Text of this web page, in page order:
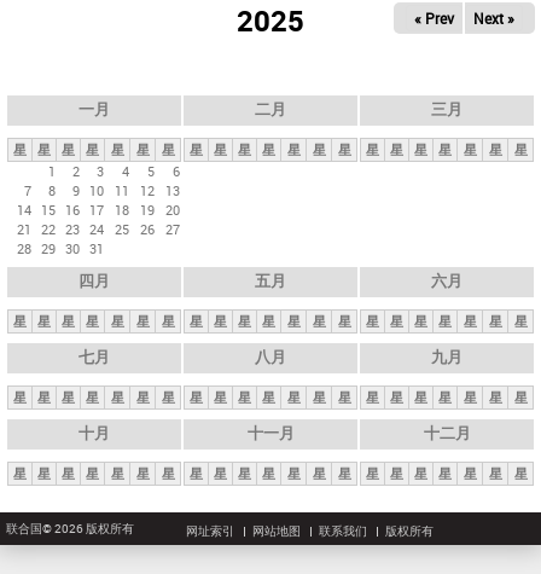
2025 « Prev Next »
一月
星 星 星 星 星 星
星
1
2 3 4 5
6
7
8 9 10 11 12
13
14 15 16 17 18 19 20
21
22 23 24 25 26 27
28 29 30 31
二月
星 星 星 星 星 星 星
三月
星 星 星 星 星 星 星
四月
星 星 星 星 星 星 星
五月
星 星 星 星 星 星 星
六月
星 星 星 星 星 星 星
七月
星 星 星 星 星 星 星
八月
星 星 星 星 星 星 星
九月
星 星 星 星 星 星 星
十月
星 星 星 星 星 星 星
十一月
星 星 星 星 星 星 星
十二月
星 星 星 星 星 星 星
联合国© 2026 版权所有 网址索引 网站地图 联系我们 版权所有